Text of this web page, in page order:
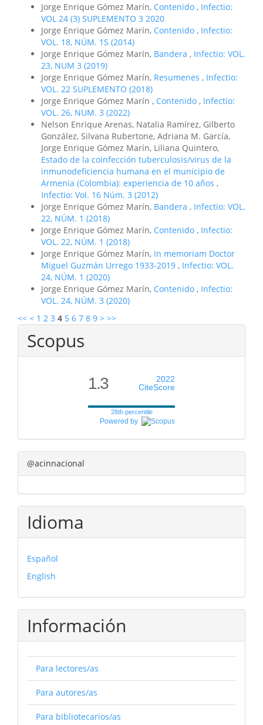
Jorge Enrique Gómez Marín, Contenido , Infectio:
VOL 24 (3) SUPLEMENTO 3 2020
Jorge Enrique Gómez Marín, Contenido , Infectio:
VOL. 18, NÚM. 1S (2014)
Jorge Enrique Gómez Marín, Bandera , Infectio: VOL.
23, NUM 3 (2019)
Jorge Enrique Gómez Marín, Resumenes , Infectio:
VOL. 22 SUPLEMENTO (2018)
Jorge Enrique Gómez Marín , Contenido , Infectio:
VOL. 26, NUM. 3 (2022)
Nelson Enrique Arenas, Natalia Ramírez, Gilberto
González, Silvana Rubertone, Adriana M. García,
Jorge Enrique Gómez Marín, Liliana Quintero,
Estado de la coinfección tuberculosis/virus de la
inmunodeficiencia humana en el municipio de
Armenia (Colombia): experiencia de 10 años ,
Infectio: Vol. 16 Núm. 3 (2012)
Jorge Enrique Gómez Marín, Bandera , Infectio: VOL.
22, NÚM. 1 (2018)
Jorge Enrique Gómez Marín, Contenido , Infectio:
VOL. 22, NÚM. 1 (2018)
Jorge Enrique Gómez Marín, In memoriam Doctor
Miguel Guzmán Urrego 1933-2019 , Infectio: VOL.
24, NÚM. 1 (2020)
Jorge Enrique Gómez Marín, Contenido , Infectio:
VOL. 24, NÚM. 3 (2020)
<< < 1 2 3 4 5 6 7 8 9 > >>
Scopus
1.3
2022
CiteScore
28th percentile
Powered by
@acinnacional
Idioma
Español
English
Información
Para lectores/as
Para autores/as
Para bibliotecarios/as